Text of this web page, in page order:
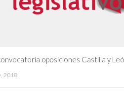
oposiciones Castilla y
2018